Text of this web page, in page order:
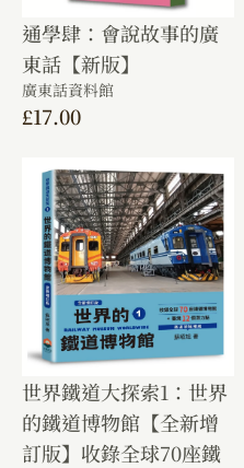
通學肆：會說故事的廣
東話【新版】
廣東話資料館
£17.00
世界鐵道大探索1：世界
的鐵道博物館【全新增
訂版】收錄全球70座鐵